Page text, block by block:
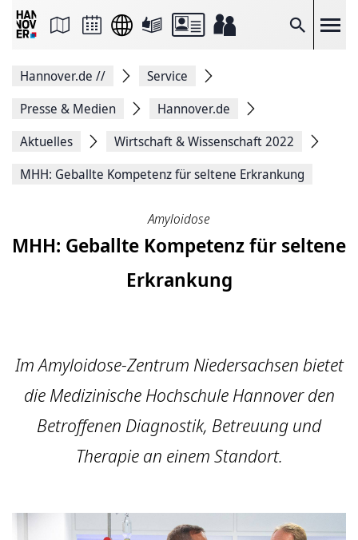
Suche
Seite
Facebook
teilen
Seitenlink
Seite
Hannover.de //
Service
Presse & Medien
Hannover.de
Aktuelles
Wirtschaft & Wissenschaft 2022
MHH: Geballte Kompetenz für seltene Erkrankung
Amyloidose
MHH: Geballte Kompetenz für seltene
Erkrankung
Im Amyloidose-Zentrum Niedersachsen bietet
die Medizinische Hochschule Hannover den
Betroffenen Diagnostik, Betreuung und
Therapie an einem Standort.